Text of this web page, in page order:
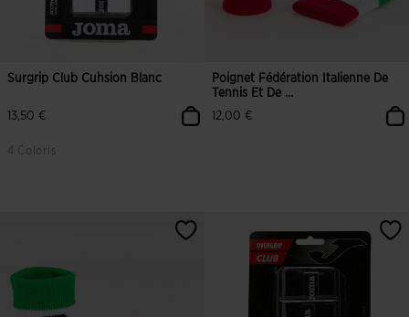
Surgrip Club Cuhsion Blanc
13,50 €
4 Coloris
Poignet Fédération Italienne De
Tennis Et De ...
12,00 €